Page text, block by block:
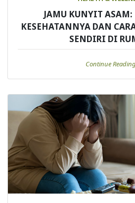
JAMU KUNYIT
KESEHATANNYA DAN
SENDIRI DI
Continue Reading